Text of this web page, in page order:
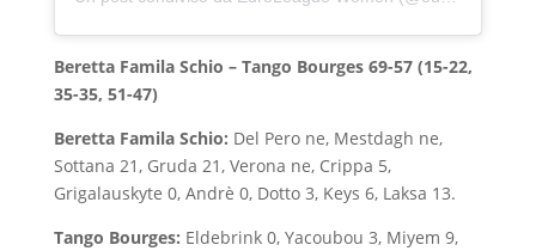
Beretta Famila Schio – Tango Bourges 69-57 (15-22,
35-35, 51-47)
Beretta Famila Schio: Del Pero ne, Mestdagh ne,
Sottana 21, Gruda 21, Verona ne, Crippa 5,
Grigalauskyte 0, Andrè 0, Dotto 3, Keys 6, Laksa 13.
Tango Bourges: Eldebrink 0, Yacoubou 3, Miyem 9,